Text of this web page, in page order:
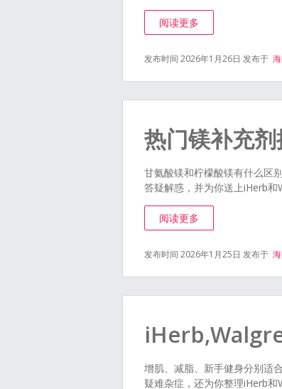
阅读更多
发布时间 2026年1月26日 发布于
热门镁补充
甘氨酸镁和柠檬酸镁有什么区
答疑解惑，并为你送上iHerb和
阅读更多
发布时间 2026年1月25日 发布于
增肌、减脂、新手健身分别适
疑难杂症，还为你整理iHerb